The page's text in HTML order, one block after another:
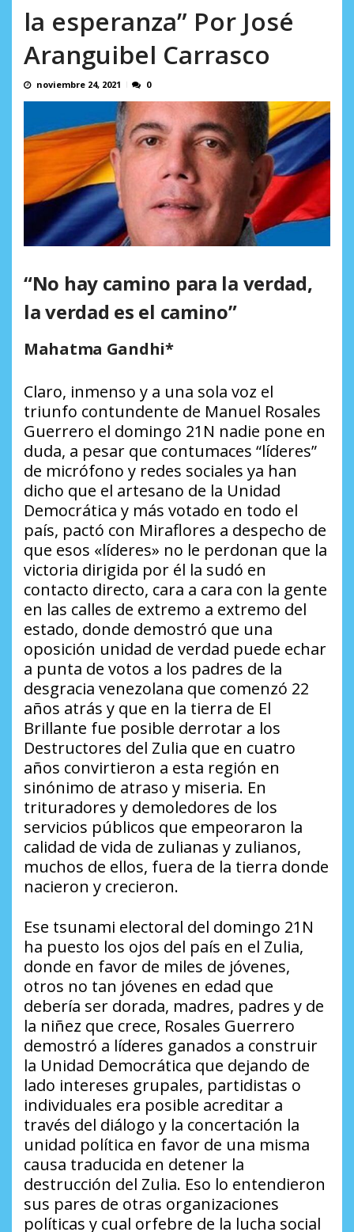
AGOSTO 7, 2026
la esperanza” Por José
Aranguibel Carrasco
noviembre 24, 2021 0
“No hay camino para la verdad,
la verdad es el camino”
Mahatma Gandhi*
Claro, inmenso y a una sola voz el
triunfo contundente de Manuel Rosales
Guerrero el domingo 21N nadie pone en
duda, a pesar que contumaces “líderes”
de micrófono y redes sociales ya han
dicho que el artesano de la Unidad
Democrática y más votado en todo el
país, pactó con Miraflores a despecho de
que esos «líderes» no le perdonan que la
victoria dirigida por él la sudó en
contacto directo, cara a cara con la gente
en las calles de extremo a extremo del
estado, donde demostró que una
oposición unidad de verdad puede echar
a punta de votos a los padres de la
desgracia venezolana que comenzó 22
años atrás y que en la tierra de El
Brillante fue posible derrotar a los
Destructores del Zulia que en cuatro
años convirtieron a esta región en
sinónimo de atraso y miseria. En
trituradores y demoledores de los
servicios públicos que empeoraron la
calidad de vida de zulianas y zulianos,
muchos de ellos, fuera de la tierra donde
nacieron y crecieron.
Ese tsunami electoral del domingo 21N
ha puesto los ojos del país en el Zulia,
donde en favor de miles de jóvenes,
otros no tan jóvenes en edad que
debería ser dorada, madres, padres y de
la niñez que crece, Rosales Guerrero
demostró a líderes ganados a construir
la Unidad Democrática que dejando de
lado intereses grupales, partidistas o
individuales era posible acreditar a
través del diálogo y la concertación la
unidad política en favor de una misma
causa traducida en detener la
destrucción del Zulia. Eso lo entendieron
sus pares de otras organizaciones
políticas y cual orfebre de la lucha social